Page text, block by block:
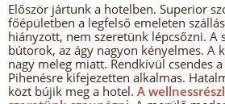
Először jártunk a hotelben. Superior
főépületben a legfelső emeleten
hiányzott, nem szeretünk lépcsőzni. A
bútorok, az ágy nagyon kényelmes. A
nagy meleg miatt. Rendkívül csendes
Pihenésre kifejezetten alkalmas.
közt bújik meg a hotel. A